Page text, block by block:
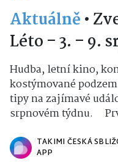
Aktuálně •
Léto – 3. – 9.
Hudba, letní kino,
kostýmované
tipy na zajímavé
srpnovém týdnu.
TAKIMI ČESKÁ
APP